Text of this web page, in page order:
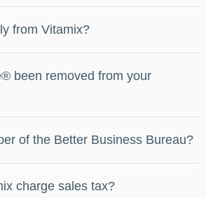
from Vitamix?
been removed from your
of the Better Business Bureau?
charge sales tax?